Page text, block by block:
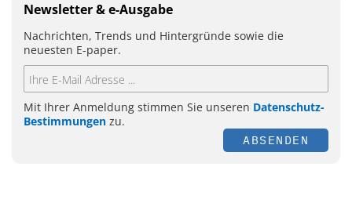
Newsletter & e-Ausgabe
Nachrichten, Trends und Hintergründe sowie die
neuesten E-paper.
Mit Ihrer Anmeldung stimmen Sie unseren Datenschutz-
Bestimmungen zu.
ABSENDEN